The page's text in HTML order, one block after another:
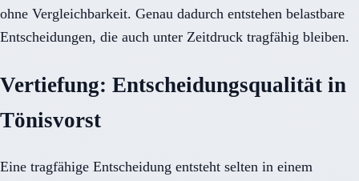
ohne Vergleichbarkeit. Genau dadurch entstehen belastbare
Entscheidungen, die auch unter Zeitdruck tragfähig bleiben.
Vertiefung: Entscheidungsqualität in
Tönisvorst
Eine tragfähige Entscheidung entsteht selten in einem